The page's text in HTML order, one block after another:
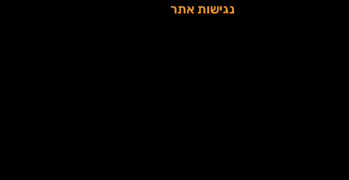
נגישות אתר